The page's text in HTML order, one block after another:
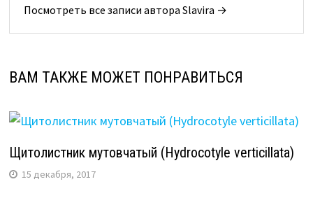
Посмотреть все записи автора Slavira →
ВАМ ТАКЖЕ МОЖЕТ ПОНРАВИТЬСЯ
Щитолистник мутовчатый (Hydrocotyle verticillata)
15 декабря, 2017